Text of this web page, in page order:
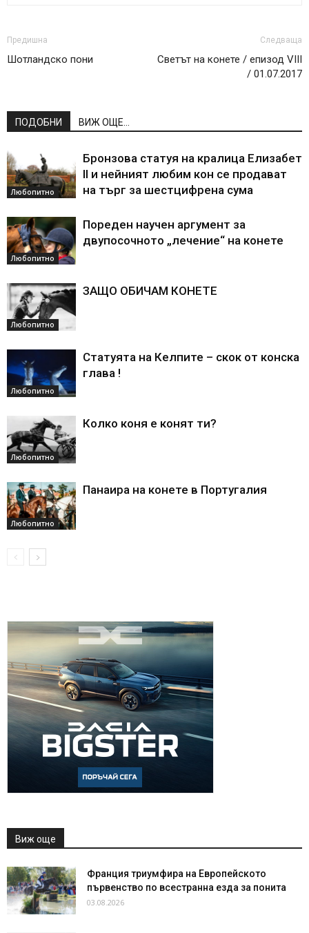
Предишна
Шотландско пони
Следваща
Светът на конете / епизод VIII
/ 01.07.2017
ПОДОБНИ ВИЖ ОЩЕ...
Любопитно
Бронзова статуя на кралица Елизабет
II и нейният любим кон се продават
на търг за шестцифрена сума
Любопитно
Пореден научен аргумент за
двупосочното „лечение“ на конете
Любопитно
ЗАЩО ОБИЧАМ КОНЕТЕ
Любопитно
Статуята на Келпите – скок от конска
глава !
Любопитно
Колко коня е конят ти?
Любопитно
Панаира на конете в Португалия
Виж още
Франция триумфира на Европейското
първенство по всестранна езда за понита
03.08.2026